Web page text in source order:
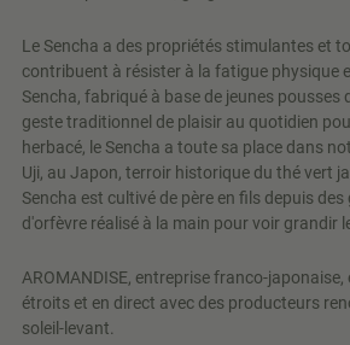
Le Sencha a des propriétés stimulantes et
contribuent à résister à la fatigue physique
Sencha, fabriqué à base de jeunes pousses
geste traditionnel de plaisir au quotidien
herbacé, le Sencha a toute sa place dans
Uji, au Japon, terroir historique du thé vert
Sencha est cultivé de père en fils depuis
d'orfèvre réalisé à la main pour voir grandir
AROMANDISE, entreprise franco-
étroits et en direct avec des producteurs
soleil-levant.